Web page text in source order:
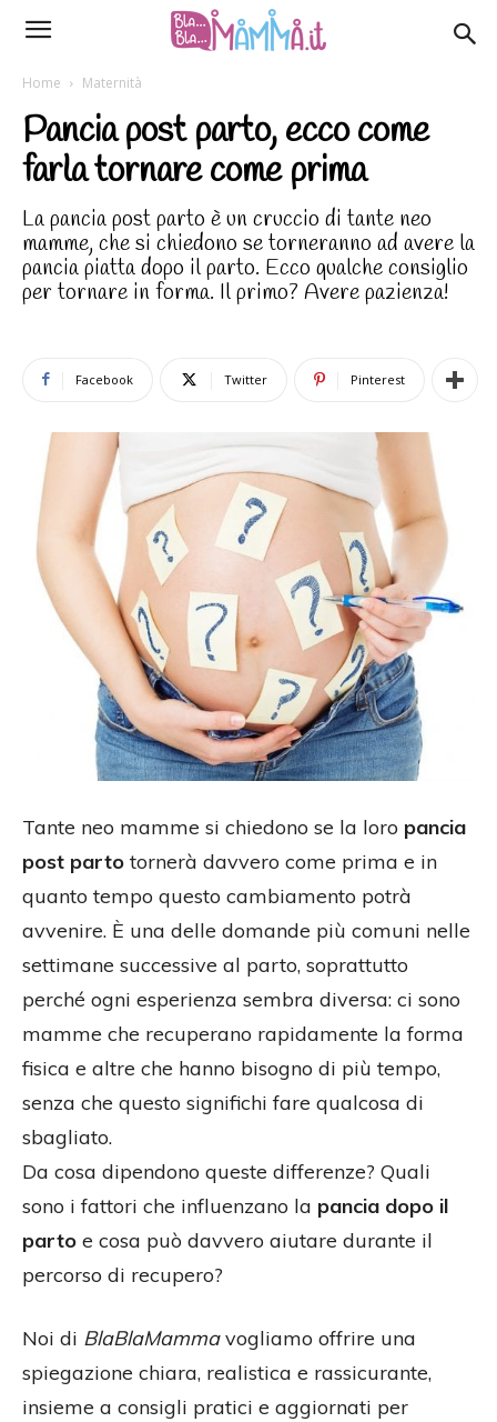
Home Maternità
Pancia post parto, ecco come
farla tornare come prima
La pancia post parto è un cruccio di tante neo
mamme, che si chiedono se torneranno ad avere la
pancia piatta dopo il parto. Ecco qualche consiglio
per tornare in forma. Il primo? Avere pazienza!
Facebook Twitter Pinterest
Tante neo mamme si chiedono se la loro pancia
post parto tornerà davvero come prima e in
quanto tempo questo cambiamento potrà
avvenire. È una delle domande più comuni nelle
settimane successive al parto, soprattutto
perché ogni esperienza sembra diversa: ci sono
mamme che recuperano rapidamente la forma
fisica e altre che hanno bisogno di più tempo,
senza che questo significhi fare qualcosa di
sbagliato.
Da cosa dipendono queste differenze? Quali
sono i fattori che influenzano la pancia dopo il
parto e cosa può davvero aiutare durante il
percorso di recupero?
Noi di BlaBlaMammavogliamo offrire una
spiegazione chiara, realistica e rassicurante,
insieme a consigli pratici e aggiornati per